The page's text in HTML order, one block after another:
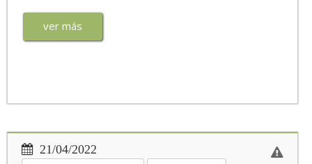
ver más
21/04/2022